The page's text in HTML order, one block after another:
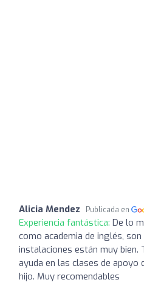
Alicia Mendez Publicada en
Experiencia fantástica: De lo
como academia de inglés,
instalaciones están muy bien.
ayuda en las clases de apoyo
hijo. Muy recomendables